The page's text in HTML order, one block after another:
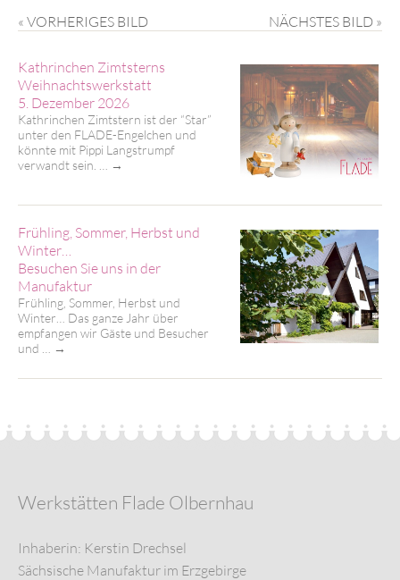
« VORHERIGES BILD NÄCHSTES BILD »
Kathrinchen Zimtsterns
Weihnachtswerkstatt
5. Dezember 2026
Kathrinchen Zimtstern ist der “Star”
unter den FLADE-Engelchen und
könnte mit Pippi Langstrumpf
verwandt sein. …
→
Frühling, Sommer, Herbst und
Winter…
Besuchen Sie uns in der
Manufaktur
Frühling, Sommer, Herbst und
Winter… Das ganze Jahr über
empfangen wir Gäste und Besucher
und …
→
Werkstätten Flade Olbernhau
Inhaberin: Kerstin Drechsel
Sächsische Manufaktur im Erzgebirge